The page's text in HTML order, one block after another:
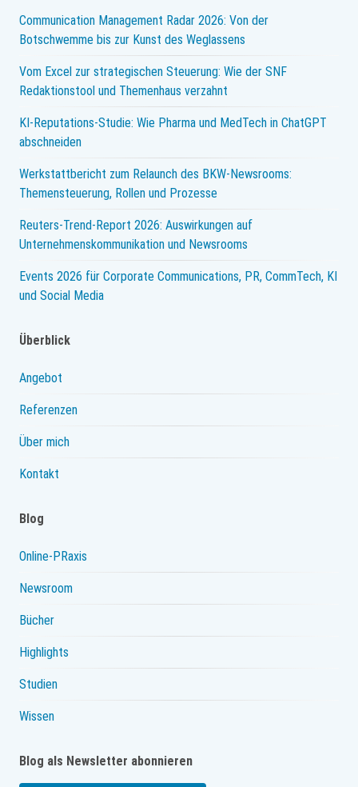
Communication Management Radar 2026: Von der
Botschwemme bis zur Kunst des Weglassens
Vom Excel zur strategischen Steuerung: Wie der SNF
Redaktionstool und Themenhaus verzahnt
KI-Reputations-Studie: Wie Pharma und MedTech in ChatGPT
abschneiden
Werkstattbericht zum Relaunch des BKW-Newsrooms:
Themensteuerung, Rollen und Prozesse
Reuters-Trend-Report 2026: Auswirkungen auf
Unternehmenskommunikation und Newsrooms
Events 2026 für Corporate Communications, PR, CommTech, KI
und Social Media
Überblick
Angebot
Referenzen
Über mich
Kontakt
Blog
Online-PRaxis
Newsroom
Bücher
Highlights
Studien
Wissen
Blog als Newsletter abonnieren